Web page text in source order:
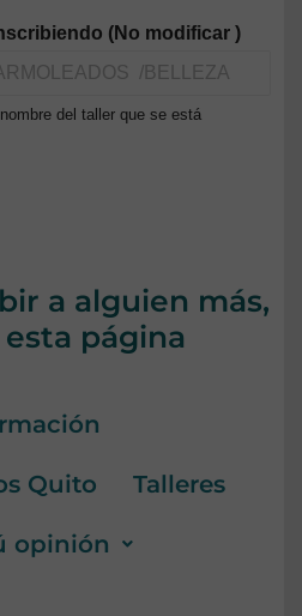
(No modificar )
del taller que se está
a alguien más,
página
Quito Talleres
opinión